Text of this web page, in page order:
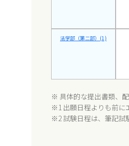
法学部（第二部）(1)
※ 具体的な提出書類、
※1 出願日程よりも前に
※2 試験日程は、筆記試